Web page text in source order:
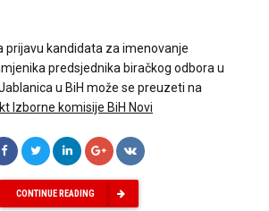
prijavu kandidata za imenovanje
predsjednika biračkog odbora u
u BiH može se preuzeti na
Izborne komisije BiH Novi
CONTINUE READING